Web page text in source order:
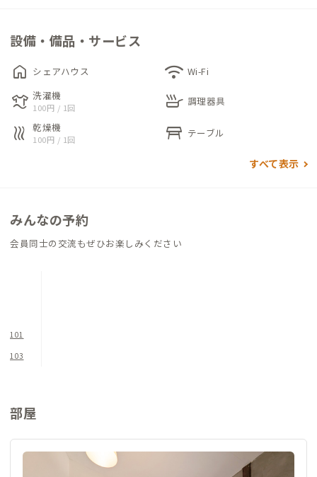
玄関を入ると明るさのある共有リビングが広がり、壁一面のキッ
チンカウンターが日々の料理や会話の中心になります。
3畳ほどある広々とした浴室もこの家の特徴です。ゆったりと湯
に浸かれば、日々の疲れもほどけていきます。
さらにもうひとつの魅力として、横浜戸部A邸はDIYが可能で
懐かしさと新しさがちょうどよく混ざり合う、横浜戸部A邸。
古民家の時間を感じながら、自分らしく暮らしたい人にぴった
設備・備品・サービス
home シェアハウス wifi Wi-Fi
laundry 洗濯機
100円 / 1回 skillet 調理器具
heat 乾燥機
100円 / 1回 table_restaurant テーブル
すべて表示
みんなの予約
会員同士の交流もぜひお楽しみください
101
103
部屋